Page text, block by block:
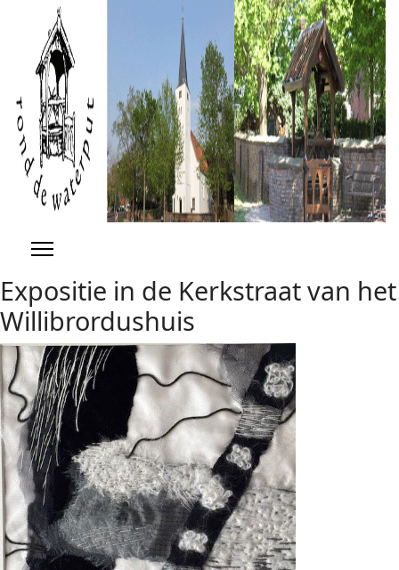
Expositie in de Kerkstraat van het
Willibrordushuis
YearMonth
Year